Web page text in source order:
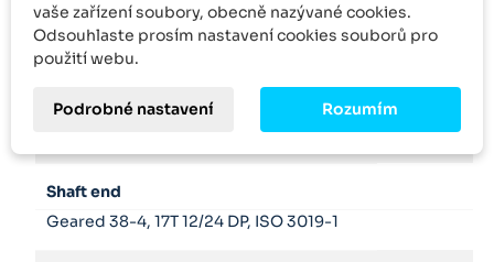
Product family
PGH
Seals
Shaft end
Geared 38-4, 17T 12/24 DP, ISO 3019-1
vaše zařízení soubory, obecně nazývané cookies.
Odsouhlaste prosím nastavení cookies souborů pro
použití webu.
Podrobné nastavení Rozumím